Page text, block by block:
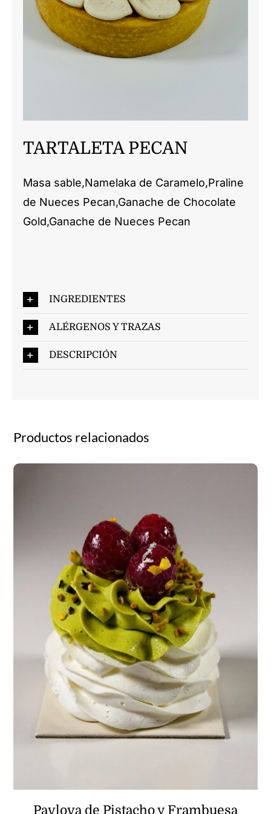
CONTACTO
TARTALETA PECAN
Masa sable,Namelaka de Caramelo,Praline
de Nueces Pecan,Ganache de Chocolate
Gold,Ganache de Nueces Pecan
INGREDIENTES
ALÉRGENOS Y TRAZAS
DESCRIPCIÓN
Productos relacionados
Pavlova de Pistacho y Frambuesa